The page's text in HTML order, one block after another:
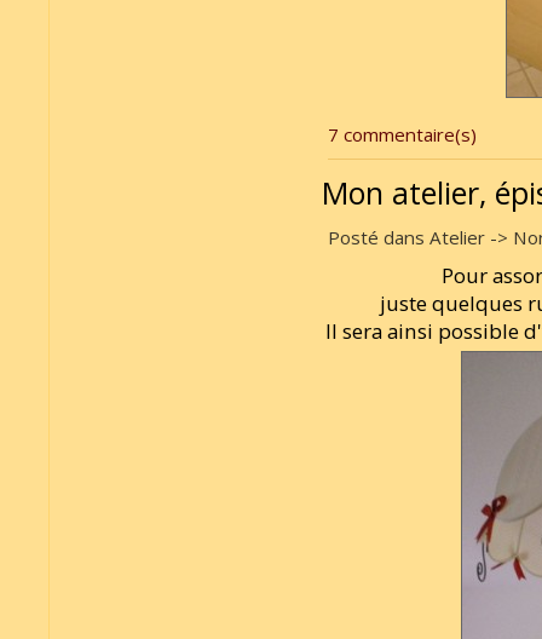
7 commentaire(s)
Mon atelier,
Posté dans Atelier ->
Pour
juste quelques
Il sera ainsi possible